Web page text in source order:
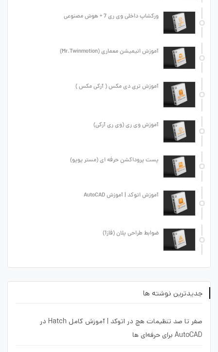
ورکشاپ داخلی وی ری 7 + هوش مصنوعی
آموزش انیمیشن معماری (Mr.Twinmotion)
آموزش تری دی مکس ( آرکی مکس )
آموزش وی ری (وی ری آرکی)
پست پروداکشن حرفه ای (مستر پوپو)
آموزش اتوکد | آموزش AutoCAD
ضوابط طراحی پلان (فاز1)
جدیدترین نوشته ها
صفر تا صد تنظیمات هچ در اتوکد | آموزش کامل Hatch در
AutoCAD برای حرفه‌ای ها